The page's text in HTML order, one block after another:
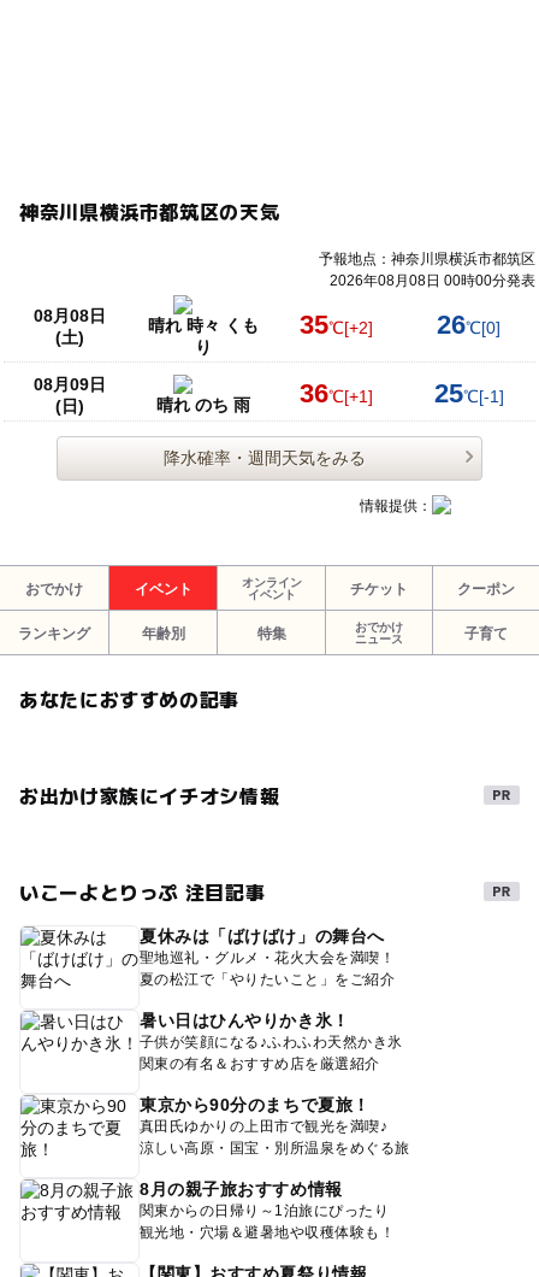
神奈川県横浜市都筑区の天気
予報地点：神奈川県横浜市都筑区
2026年08月08日 00時00分発表
08月08日
(土)
晴れ 時々 くも
り
35℃[+2] 26℃[0]
08月09日
(日)
晴れ のち 雨 36℃[+1] 25℃[-1]
降水確率・週間天気をみる
情報提供：
おでかけ イベント
オンライン
イベント
チケット クーポン
ランキング 年齢別 特集
おでかけ
ニュース
子育て
あなたにおすすめの記事
お出かけ家族にイチオシ情報
いこーよとりっぷ 注目記事
夏休みは「ばけばけ」の舞台へ
聖地巡礼・グルメ・花火大会を満喫！
夏の松江で「やりたいこと」をご紹介
暑い日はひんやりかき氷！
子供が笑顔になる♪ふわふわ天然かき氷
関東の有名＆おすすめ店を厳選紹介
東京から90分のまちで夏旅！
真田氏ゆかりの上田市で観光を満喫♪
涼しい高原・国宝・別所温泉をめぐる旅
8月の親子旅おすすめ情報
関東からの日帰り～1泊旅にぴったり
観光地・穴場＆避暑地や収穫体験も！